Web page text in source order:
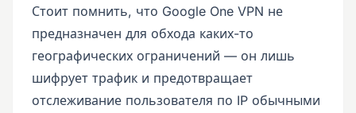
Стоит помнить, что Google One VPN не
предназначен для обхода каких-то
географических ограничений — он лишь
шифрует трафик и предотвращает
отслеживание пользователя по IP обычными